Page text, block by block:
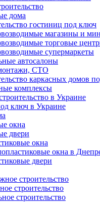
дома
гостиниц под ключ
магазины и
торговые
супермаркеты
автосалоны
СТО
каркасных домов
комплексы
в Украине
ключ в Украине
окна
двери
окна
окна в
двери
строительство
строительство
строительство